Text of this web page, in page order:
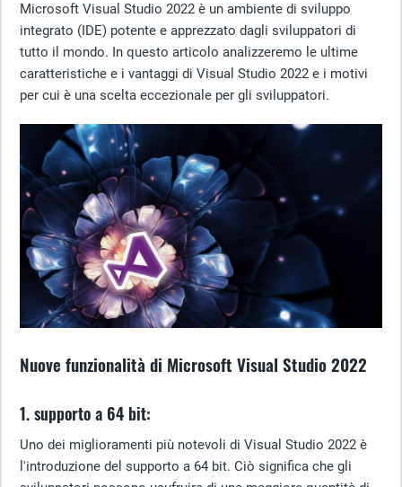
Microsoft Visual Studio 2022 è un ambiente di sviluppo
integrato (IDE) potente e apprezzato dagli sviluppatori di
tutto il mondo. In questo articolo analizzeremo le ultime
caratteristiche e i vantaggi di Visual Studio 2022 e i motivi
per cui è una scelta eccezionale per gli sviluppatori.
Nuove funzionalità di Microsoft Visual Studio 2022
1. supporto a 64 bit:
Uno dei miglioramenti più notevoli di Visual Studio 2022 è
l'introduzione del supporto a 64 bit. Ciò significa che gli